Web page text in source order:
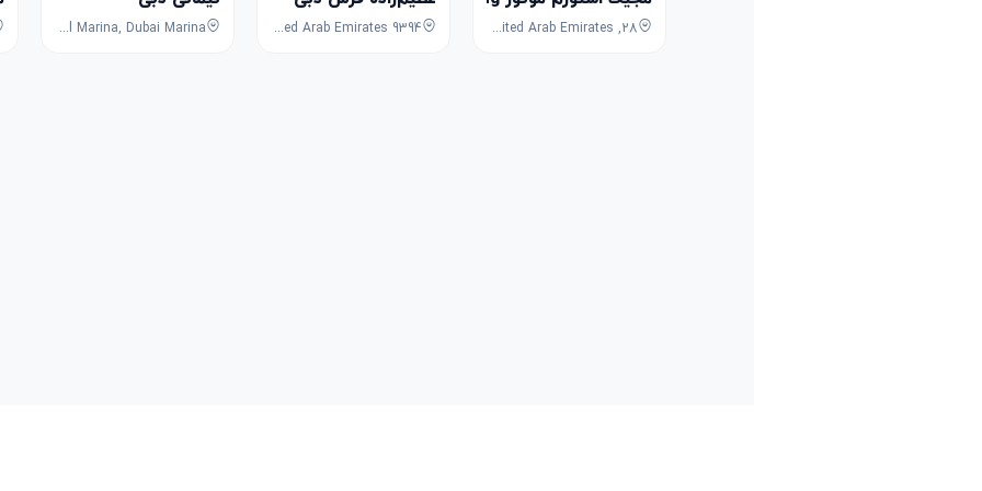
28, 7B Street, Umm Ramool, Dubai, Dubai, United Arab Emirates
9394 Avenue, 1st Street, Dubai, Dubai, United Arab Emirates
JW Marriott Hotel Marina, Dubai Marina